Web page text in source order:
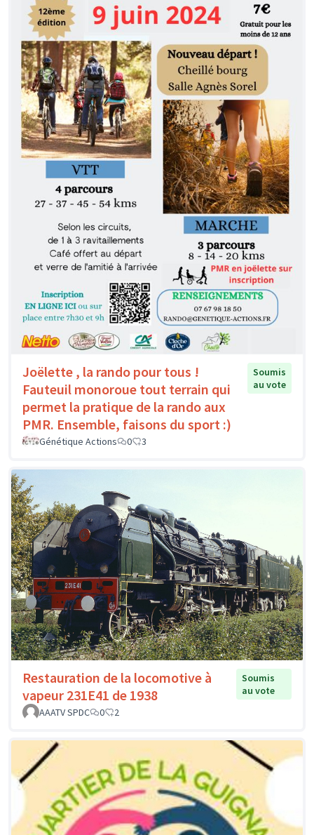
Joëlette , la rando pour tous !
Fauteuil monoroue tout terrain qui
permet la pratique de la rando aux
PMR. Ensemble, faisons du sport :)
Soumis
au vote
Génétique Actions 0 3
Restauration de la locomotive à
vapeur 231E41 de 1938
Soumis
au vote
AAATV SPDC
0 2